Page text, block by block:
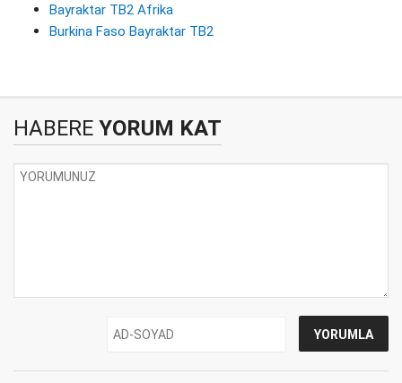
Bayraktar TB2 Afrika
Burkina Faso Bayraktar TB2
HABERE YORUM KAT